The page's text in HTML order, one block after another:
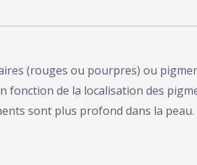
(rouges ou pourpres) ou
fonction de la localisation des
sont plus profond dans la peau.